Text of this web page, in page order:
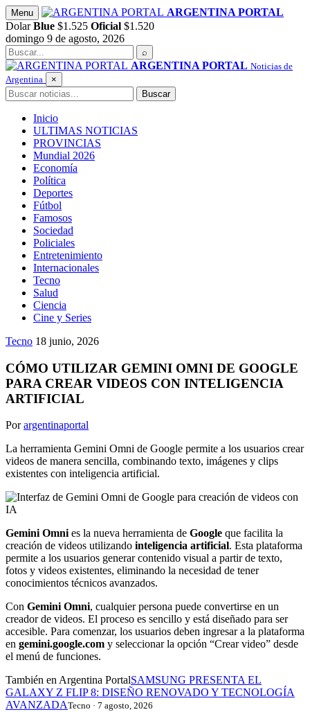
Saltar
al
contenido
Menu
ARGENTINA PORTAL
Dolar Blue $1.525 Oficial $1.520
domingo 9 de agosto, 2026
Buscar
⌕
ARGENTINA PORTAL Noticias de
Argentina
×
Buscar Buscar
Inicio
ULTIMAS NOTICIAS
PROVINCIAS
Mundial 2026
Economía
Política
Deportes
Fútbol
Famosos
Sociedad
Policiales
Entretenimiento
Internacionales
Tecno
Salud
Ciencia
Cine y Series
Tecno 18 junio, 2026
CÓMO UTILIZAR GEMINI OMNI DE GOOGLE
PARA CREAR VIDEOS CON INTELIGENCIA
ARTIFICIAL
Porargentinaportal
La herramienta Gemini Omni de Google permite a los usuarios crear
videos de manera sencilla, combinando texto, imágenes y clips
existentes con inteligencia artificial.
Gemini Omnies la nueva herramienta de Google que facilita la
creación de videos utilizando inteligencia artificial. Esta plataforma
permite a los usuarios generar contenido visual a partir de texto,
fotos y videos existentes, eliminando la necesidad de tener
conocimientos técnicos avanzados.
Con Gemini Omni, cualquier persona puede convertirse en un
creador de videos. El proceso es sencillo y está diseñado para ser
accesible. Para comenzar, los usuarios deben ingresar a la plataforma
en gemini.google.com y seleccionar la opción “Crear video” desde
el menú de funciones.
También en Argentina PortalSAMSUNG PRESENTA EL
GALAXY Z FLIP 8: DISEÑO RENOVADO Y TECNOLOGÍA
AVANZADATecno · 7 agosto, 2026